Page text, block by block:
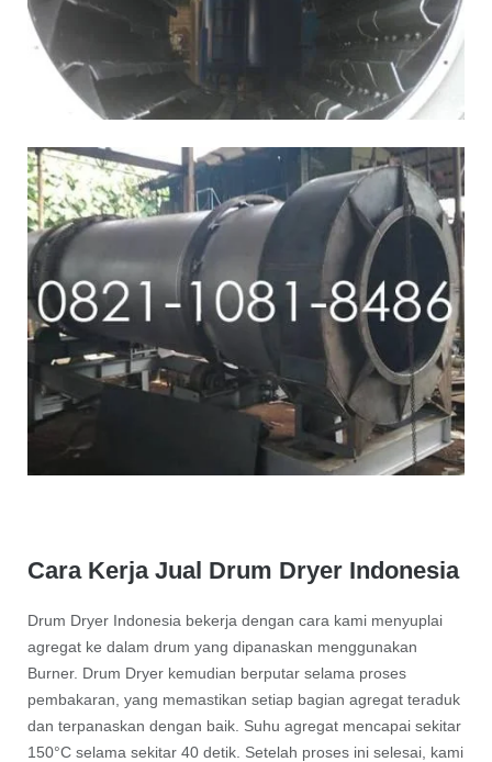
Cara Kerja Jual Drum Dryer Indonesia
Drum Dryer Indonesia bekerja dengan cara kami menyuplai
agregat ke dalam drum yang dipanaskan menggunakan
Burner. Drum Dryer kemudian berputar selama proses
pembakaran, yang memastikan setiap bagian agregat teraduk
dan terpanaskan dengan baik. Suhu agregat mencapai sekitar
150°C selama sekitar 40 detik. Setelah proses ini selesai, kami